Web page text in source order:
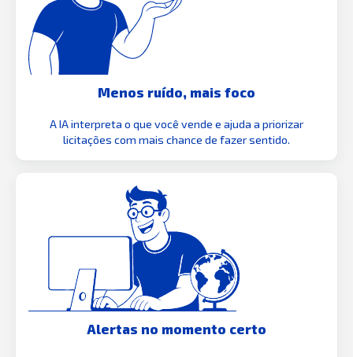
Menos ruído, mais foco
A IA interpreta o que você vende e ajuda a priorizar
licitações com mais chance de fazer sentido.
Alertas no momento certo